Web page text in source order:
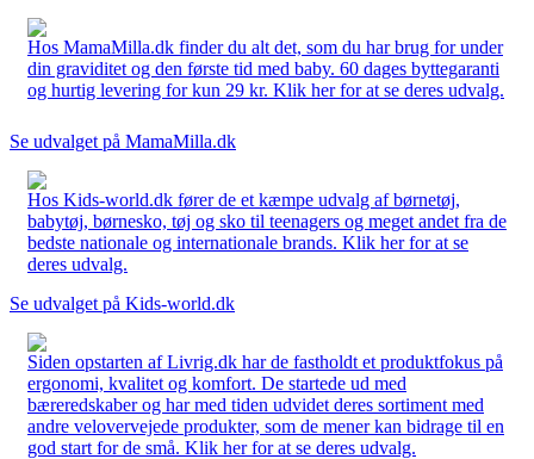
Hos MamaMilla.dk finder du alt det, som du har brug for under
din graviditet og den første tid med baby. 60 dages byttegaranti
og hurtig levering for kun 29 kr. Klik her for at se deres udvalg.
Se udvalget på MamaMilla.dk
Hos Kids-world.dk fører de et kæmpe udvalg af børnetøj,
babytøj, børnesko, tøj og sko til teenagers og meget andet fra de
bedste nationale og internationale brands. Klik her for at se
deres udvalg.
Se udvalget på Kids-world.dk
Siden opstarten af Livrig.dk har de fastholdt et produktfokus på
ergonomi, kvalitet og komfort. De startede ud med
bæreredskaber og har med tiden udvidet deres sortiment med
andre velovervejede produkter, som de mener kan bidrage til en
god start for de små. Klik her for at se deres udvalg.